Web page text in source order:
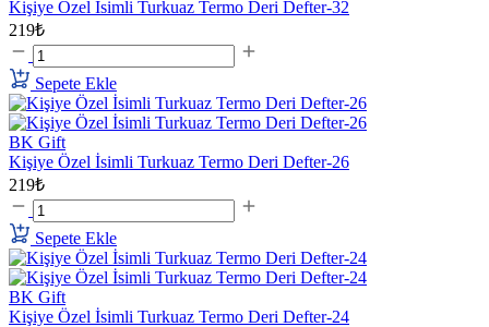
Kişiye Özel İsimli Turkuaz Termo Deri Defter-32
219₺
Sepete Ekle
BK Gift
Kişiye Özel İsimli Turkuaz Termo Deri Defter-26
219₺
Sepete Ekle
BK Gift
Kişiye Özel İsimli Turkuaz Termo Deri Defter-24